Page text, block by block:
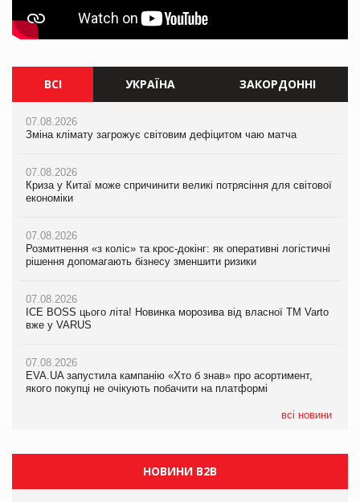
ВСІ УКРАЇНА ЗАКОРДОННІ
07.08.2026
Зміна клімату загрожує світовим дефіцитом чаю матча
07.08.2026
Криза у Китаї може спричинити великі потрясіння для світової
економіки
07.08.2026
Розмитнення «з коліс» та крос-докінг: як оперативні логістичні
рішення допомагають бізнесу зменшити ризики
07.08.2026
ICE BOSS цього літа! Новинка морозива від власної ТМ Varto
вже у VARUS
07.08.2026
EVA.UA запустила кампанію «Хто б знав» про асортимент,
якого покупці не очікують побачити на платформі
всі новини
07.08.2026
Зміна клімату загрожує світовим дефіцитом чаю матча
07.08.2026
Криза у Китаї може спричинити великі потрясіння для світової
економіки
07.08.2026
Розмитнення «з коліс» та крос-докінг: як оперативні логістичні
рішення допомагають бізнесу зменшити ризики
07.08.2026
ICE BOSS цього літа! Новинка морозива від власної ТМ Varto
вже у VARUS
07.08.2026
EVA.UA запустила кампанію «Хто б знав» про асортимент,
якого покупці не очікують побачити на платформі
07.08.2026
Зміна клімату загрожує світовим дефіцитом чаю матча
07.08.2026
Криза у Китаї може спричинити великі потрясіння для світової
економіки
07.08.2026
Kraft Heinz скоротила збиток у першому півріччі
Продажі Hugo Boss впали на 9%
НОВИНИ B2B